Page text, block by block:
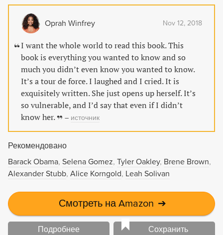
моментами своего брака - когда она пыталась
балансировать между работой и личной жизнью, а
также стремительно развивающейся политической
карьерой мужа. Мы становимся свидетелями
приватных бесед супругов, идем плечом к плечу с
автором по великолепным залам Белого дома и
сопровождаем Мишель Обаму в поездках по всей
стране. "Перед первой леди Америка предстает без
прикрас. Я бывала на аукционах в частных домах,
больше похожих на музеи, где стояли ванны из
получить в дар хотя бы работающий холодильник и
плиту. Я встречала лицемеров и лгунов. Но также
встречала и учителей, жен военнослужащих и многих
верила своим глазам". Рассказывая свою историю
честно и смело, автор заставляет каждого из нас
задуматься: кто я и какова моя история?
Oprah Winfrey Nov 12, 2018
I want the whole world to read this book. This
book is everything you wanted to know and so
much you didn’t even know you wanted to know.
It’s a tour de force. I laughed and I cried. It is
exquisitely written. She just opens up herself. It’s
so vulnerable, and I’d say that even if I didn’t
know her.
– источник
Рекомендовано
Barack Obama Selena Gomez Tyler Oakley Brene Brown
Alexander Stubb Alice Korngold Leah Solivan
Смотреть на Amazon ➔
Подробнее Сохранить